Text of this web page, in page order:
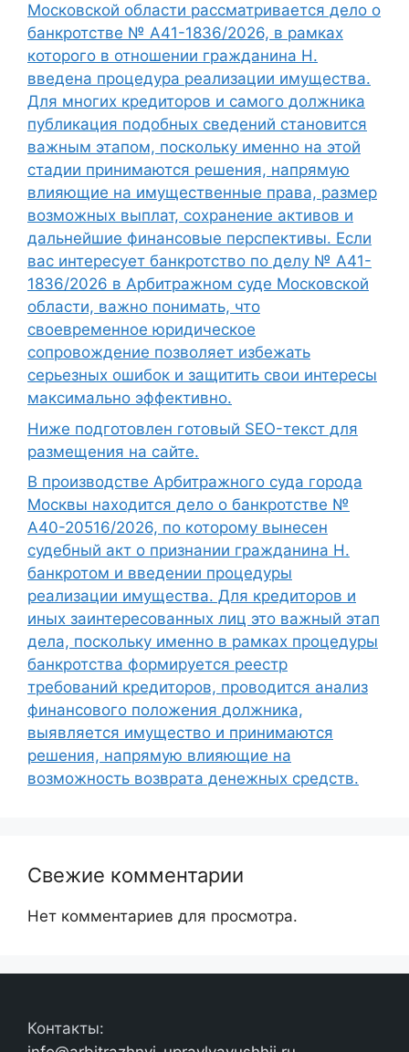
Московской области рассматривается дело о
банкротстве № А41-1836/2026, в рамках
которого в отношении гражданина Н.
введена процедура реализации имущества.
Для многих кредиторов и самого должника
публикация подобных сведений становится
важным этапом, поскольку именно на этой
стадии принимаются решения, напрямую
влияющие на имущественные права, размер
возможных выплат, сохранение активов и
дальнейшие финансовые перспективы. Если
вас интересует банкротство по делу № А41-
1836/2026 в Арбитражном суде Московской
области, важно понимать, что
своевременное юридическое
сопровождение позволяет избежать
серьезных ошибок и защитить свои интересы
максимально эффективно.
Ниже подготовлен готовый SEO-текст для
размещения на сайте.
В производстве Арбитражного суда города
Москвы находится дело о банкротстве №
А40-20516/2026, по которому вынесен
судебный акт о признании гражданина Н.
банкротом и введении процедуры
реализации имущества. Для кредиторов и
иных заинтересованных лиц это важный этап
дела, поскольку именно в рамках процедуры
банкротства формируется реестр
требований кредиторов, проводится анализ
финансового положения должника,
выявляется имущество и принимаются
решения, напрямую влияющие на
возможность возврата денежных средств.
Свежие комментарии
Нет комментариев для просмотра.
Контакты: